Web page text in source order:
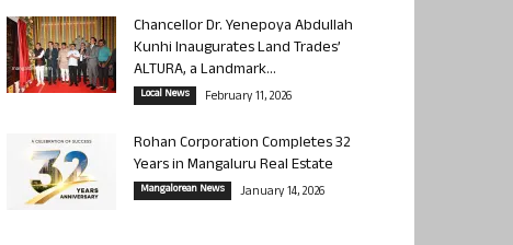
Chancellor Dr. Yenepoya Abdullah
Kunhi Inaugurates Land Trades’
ALTURA, a Landmark...
Local News February 11, 2026
Rohan Corporation Completes 32
Years in Mangaluru Real Estate
Mangalorean News January 14, 2026